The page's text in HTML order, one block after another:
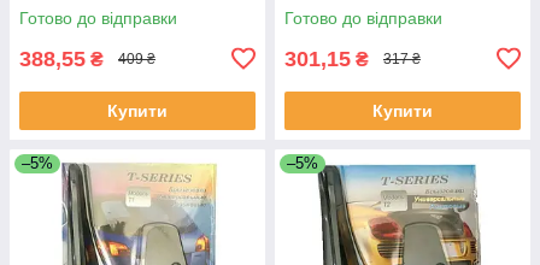
Готово до відправки
388,55 ₴ 409 ₴
Купити
Готово до відправки
301,15 ₴ 317 ₴
Купити
–5% –5%